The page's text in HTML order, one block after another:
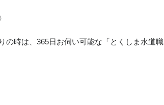
の時は、365日お伺い可能な「とくしま水道職